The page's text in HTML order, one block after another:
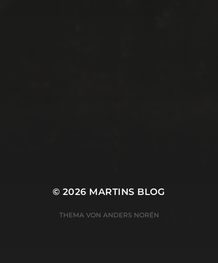
© 2026 MARTINS BLOG
THEMA VON ANDERS NORÉN